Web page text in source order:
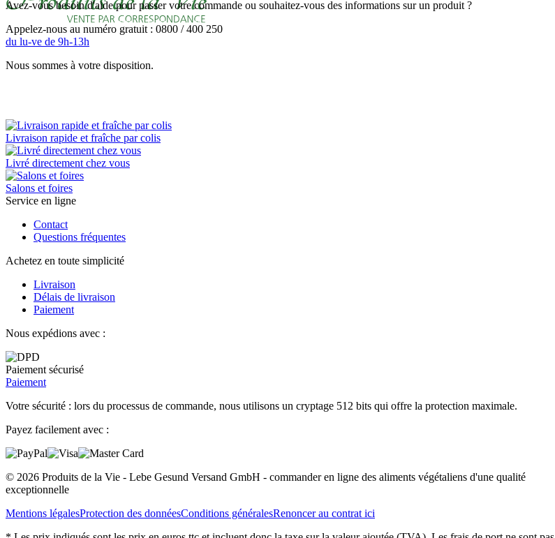
Avez-vous besoin d'aide pour passer votre commande ou souhaitez-vous des informations sur un produit ?
Appelez-nous au numéro gratuit : 0800 / 400 250
du lu-ve de 9h-13h
Nous sommes à votre disposition.
Livraison rapide et fraîche par colis
Livré directement chez vous
Salons et foires
Service en ligne
Contact
Questions fréquentes
Achetez en toute simplicité
Livraison
Délais de livraison
Paiement
Nous expédions avec :
Paiement sécurisé
Paiement
Votre sécurité : lors du processus de commande, nous utilisons un cryptage 512 bits qui offre la protection maximale.
Payez facilement avec :
© 2026 Produits de la Vie - Lebe Gesund Versand GmbH - commander en ligne des aliments végétaliens d'une qualité
exceptionnelle
Mentions légalesProtection des donnéesConditions généralesRenoncer au contrat ici